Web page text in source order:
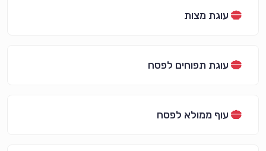
עוגת מצות
עוגת תפוחים לפסח
עוף ממולא לפסח